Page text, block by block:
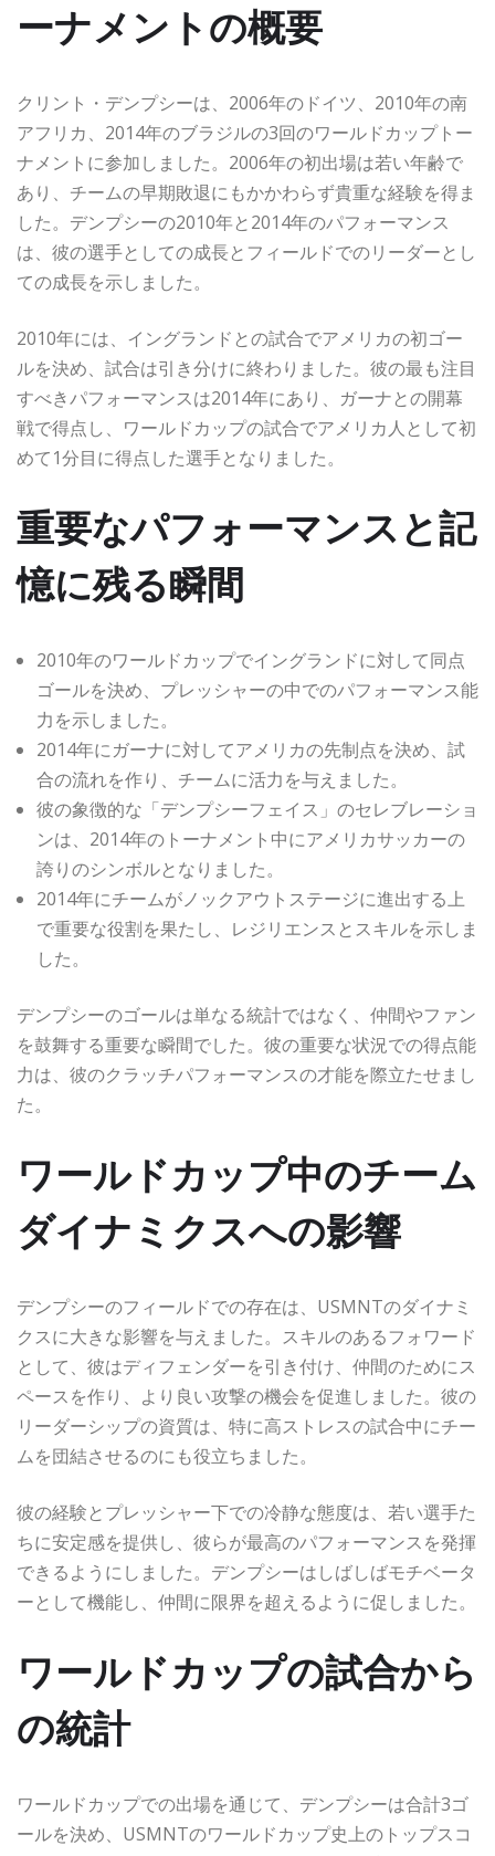
ーナメントの概要
クリント・デンプシーは、2006年のドイツ、2010年の南
アフリカ、2014年のブラジルの3回のワールドカップトー
ナメントに参加しました。2006年の初出場は若い年齢で
あり、チームの早期敗退にもかかわらず貴重な経験を得ま
した。デンプシーの2010年と2014年のパフォーマンス
は、彼の選手としての成長とフィールドでのリーダーとし
ての成長を示しました。
2010年には、イングランドとの試合でアメリカの初ゴー
ルを決め、試合は引き分けに終わりました。彼の最も注目
すべきパフォーマンスは2014年にあり、ガーナとの開幕
戦で得点し、ワールドカップの試合でアメリカ人として初
めて1分目に得点した選手となりました。
重要なパフォーマンスと記
憶に残る瞬間
2010年のワールドカップでイングランドに対して同点
ゴールを決め、プレッシャーの中でのパフォーマンス能
力を示しました。
2014年にガーナに対してアメリカの先制点を決め、試
合の流れを作り、チームに活力を与えました。
彼の象徴的な「デンプシーフェイス」のセレブレーショ
ンは、2014年のトーナメント中にアメリカサッカーの
誇りのシンボルとなりました。
2014年にチームがノックアウトステージに進出する上
で重要な役割を果たし、レジリエンスとスキルを示しま
した。
デンプシーのゴールは単なる統計ではなく、仲間やファン
を鼓舞する重要な瞬間でした。彼の重要な状況での得点能
力は、彼のクラッチパフォーマンスの才能を際立たせまし
た。
ワールドカップ中のチーム
ダイナミクスへの影響
デンプシーのフィールドでの存在は、USMNTのダイナミ
クスに大きな影響を与えました。スキルのあるフォワード
として、彼はディフェンダーを引き付け、仲間のためにス
ペースを作り、より良い攻撃の機会を促進しました。彼の
リーダーシップの資質は、特に高ストレスの試合中にチー
ムを団結させるのにも役立ちました。
彼の経験とプレッシャー下での冷静な態度は、若い選手た
ちに安定感を提供し、彼らが最高のパフォーマンスを発揮
できるようにしました。デンプシーはしばしばモチベータ
ーとして機能し、仲間に限界を超えるように促しました。
ワールドカップの試合から
の統計
ワールドカップでの出場を通じて、デンプシーは合計3ゴ
ールを決め、USMNTのワールドカップ史上のトップスコ